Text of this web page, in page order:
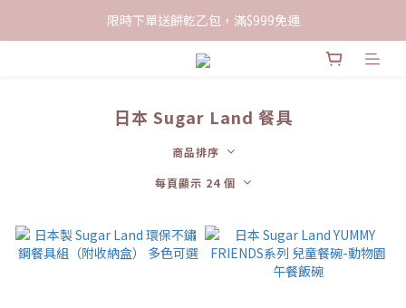
限時下單送餅乾乙包，滿$999免運
限時下單送餅乾乙包，滿$999免運
加入會員領100現折購物金
日本 Sugar Land 餐具
商品排序
每頁顯示 24 個